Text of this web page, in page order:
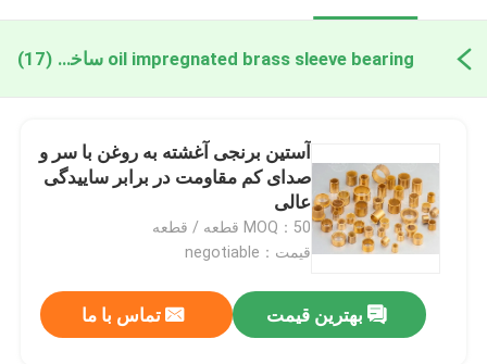
oil impregnated brass sleeve bearing ساخت آنلاین (17)
آستین برنجی آغشته به روغن با سر و
صدای کم مقاومت در برابر ساییدگی
عالی
MOQ：50 قطعه / قطعه
قیمت：negotiable
بهترین قیمت تماس با ما